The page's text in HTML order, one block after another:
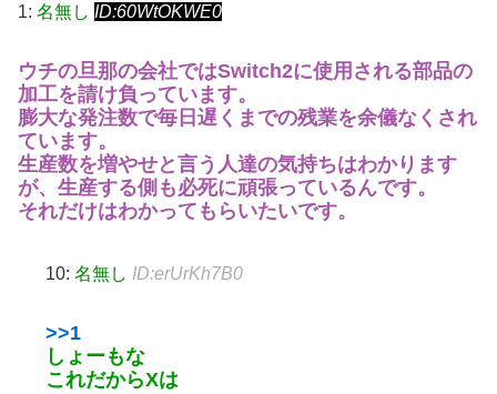
1: 名無し ID:60WtOKWE0
ウチの旦那の会社ではSwitch2に使用される部品の
加工を請け負っています。
膨大な発注数で毎日遅くまでの残業を余儀なくされ
ています。
生産数を増やせと言う人達の気持ちはわかります
が、生産する側も必死に頑張っているんです。
それだけはわかってもらいたいです。
10: 名無し ID:erUrKh7B0
>>1
しょーもな
これだからXは